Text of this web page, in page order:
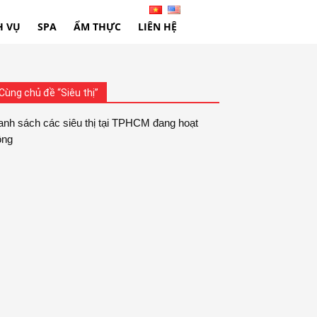
VỤ SPA ẨM THỰC LIÊN HỆ
chủ đề “Siêu thị”
sách các siêu thị tại TPHCM đang hoạt